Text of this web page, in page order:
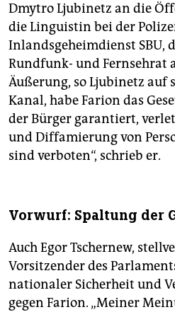
Dmytro Ljubinetz an die
die Linguistin bei der
Inlandsgeheimdienst SBU,
Rundfunk- und Fernsehrat
Äußerung, so Ljubinetz auf
Kanal, habe Farion das
der Bürger garantiert,
und Diffamierung von
sind verboten“, schrieb er.
Vorwurf: Spaltung der
Auch Egor Tschernew,
Vorsitzender des
nationaler Sicherheit und
gegen Farion. „Meiner